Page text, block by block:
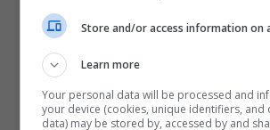
Store and/or access information on
Learn more
Your personal data will be processed and
your device (cookies, unique identifiers, and
data) may be stored by, accessed by and